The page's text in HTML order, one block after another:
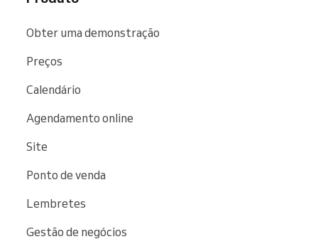
Obter uma demonstração
Preços
Calendário
Agendamento online
Site
Ponto de venda
Lembretes
Gestão de negócios